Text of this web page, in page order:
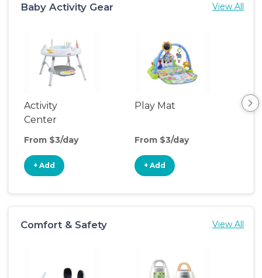
Baby Activity Gear View All
Activity
Center
From $3/day
+ Add
Play Mat
From $3/day
+ Add
Comfort & Safety View All